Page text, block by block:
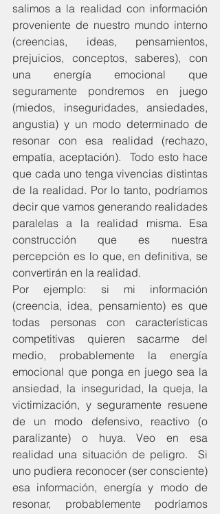
salimos a la realidad con información
proveniente de nuestro mundo interno
(creencias, ideas, pensamientos,
prejuicios, conceptos, saberes), con
una energía emocional que
seguramente pondremos en juego
(miedos, inseguridades, ansiedades,
angustia) y un modo determinado de
resonar con esa realidad (rechazo,
empatía, aceptación).  Todo esto hace
que cada uno tenga vivencias distintas
de la realidad. Por lo tanto, podríamos
decir que vamos generando realidades
paralelas a la realidad misma. Esa
construcción que es nuestra
percepción es lo que, en definitiva, se
convertirán en la realidad.
Por ejemplo: si mi información
(creencia, idea, pensamiento) es que
todas personas con características
competitivas quieren sacarme del
medio, probablemente la energía
emocional que ponga en juego sea la
ansiedad, la inseguridad, la queja, la
victimización, y seguramente resuene
de un modo defensivo, reactivo (o
paralizante) o huya. Veo en esa
realidad una situación de peligro.  Si
uno pudiera reconocer (ser consciente)
esa información, energía y modo de
resonar, probablemente podríamos